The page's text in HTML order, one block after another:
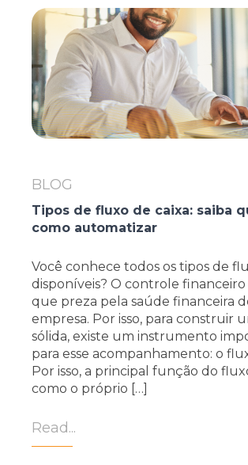
BLOG
Tipos de fluxo de caixa: saiba
como automatizar
Você conhece todos os tipos de
disponíveis? O controle
que preza pela saúde financeira
empresa. Por isso, para construir
sólida, existe um instrumento
para esse acompanhamento: o
Por isso, a principal função do
como o próprio […]
Read...